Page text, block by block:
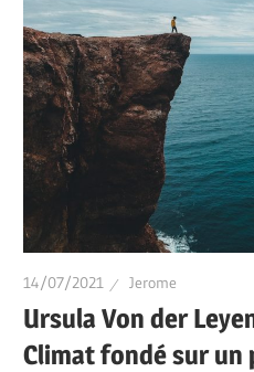
14/07/2021 Jerome
Ursula Von der
Climat fondé sur